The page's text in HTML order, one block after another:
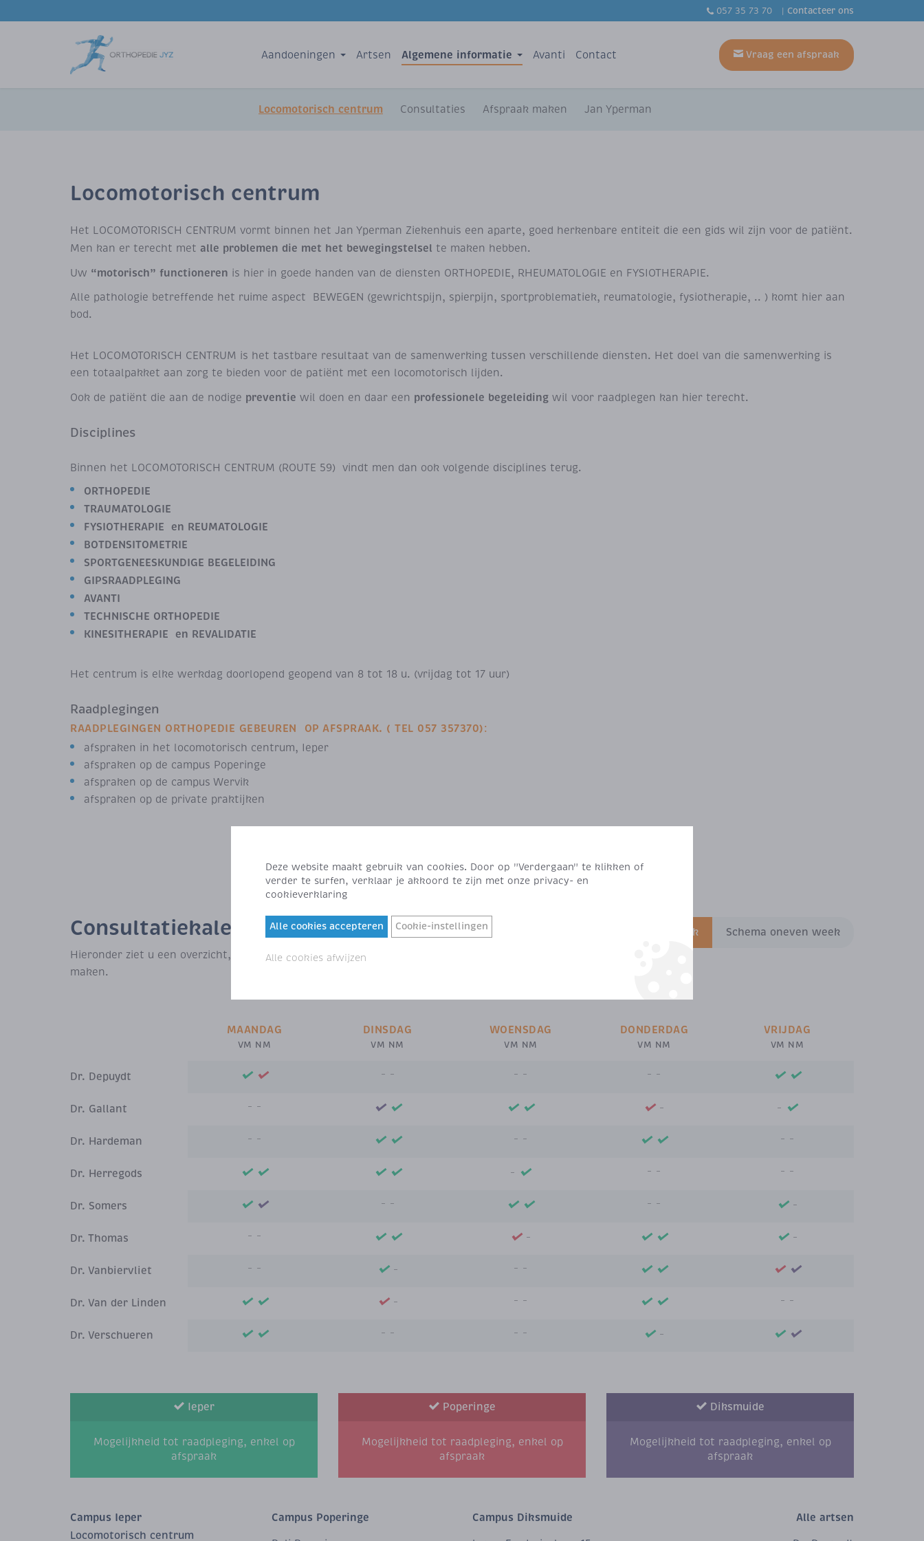
057 35 73 70 Contacteer ons
Aandoeningen Artsen Algemene informatie Avanti Contact Vraag een afspraak
Locomotorisch centrum Consultaties Afspraak maken Jan Yperman
Locomotorisch centrum
Het LOCOMOTORISCH CENTRUM vormt binnen het Jan Yperman Ziekenhuis een aparte, goed herkenbare entiteit die een gids wil zijn voor de patiënt.
Men kan er terecht met alle problemen die met het bewegingstelsel te maken hebben.
Uw “motorisch” functioneren is hier in goede handen van de diensten ORTHOPEDIE, RHEUMATOLOGIE en FYSIOTHERAPIE.
Alle pathologie betreffende het ruime aspect BEWEGEN (gewrichtspijn, spierpijn, sportproblematiek, reumatologie, fysiotherapie, .. ) komt hier aan
bod.
Het LOCOMOTORISCH CENTRUM is het tastbare resultaat van de samenwerking tussen verschillende diensten. Het doel van die samenwerking is
een totaalpakket aan zorg te bieden voor de patiënt met een locomotorisch lijden.
Ook de patiënt die aan de nodige preventie wil doen en daar een professionele begeleiding wil voor raadplegen kan hier terecht.
Disciplines
Binnen het LOCOMOTORISCH CENTRUM (ROUTE 59) vindt men dan ook volgende disciplines terug.
ORTHOPEDIE
TRAUMATOLOGIE
FYSIOTHERAPIE en REUMATOLOGIE
BOTDENSITOMETRIE
SPORTGENEESKUNDIGE BEGELEIDING
GIPSRAADPLEGING
AVANTI
TECHNISCHE ORTHOPEDIE
KINESITHERAPIE en REVALIDATIE
Het centrum is elke werkdag doorlopend geopend van 8 tot 18 u. (vrijdag tot 17 uur)
Raadplegingen
RAADPLEGINGEN ORTHOPEDIE GEBEUREN OP AFSPRAAK. ( TEL 057 357370):
afspraken in het locomotorisch centrum, Ieper
afspraken op de campus Poperinge
afspraken op de campus Wervik
afspraken op de private praktijken
Consultatiekalender
Hieronder ziet u een overzicht, wanneer u met welke arts een afspraak kunt
maken.
Schema even week Schema oneven week
MAANDAG
VM NM
DINSDAG
VM NM
WOENSDAG
VM NM
DONDERDAG
VM NM
VRIJDAG
VM NM
Dr. Depuydt
Dr. Gallant
Dr. Hardeman
Dr. Herregods
Dr. Somers
Dr. Thomas
Dr. Vanbiervliet
Dr. Van der Linden
Dr. Verschueren
Ieper
Mogelijkheid tot raadpleging, enkel op
afspraak
Poperinge
Mogelijkheid tot raadpleging, enkel op
afspraak
Diksmuide
Mogelijkheid tot raadpleging, enkel op
afspraak
Campus Ieper
Locomotorisch centrum
Campus Poperinge Campus Diksmuide Alle artsen
Deze website maakt gebruik van cookies. Door op "Verdergaan" te klikken of
verder te surfen, verklaar je akkoord te zijn met onze privacy- en
cookieverklaring
Alle cookies accepteren Cookie-instellingen
Alle cookies afwijzen